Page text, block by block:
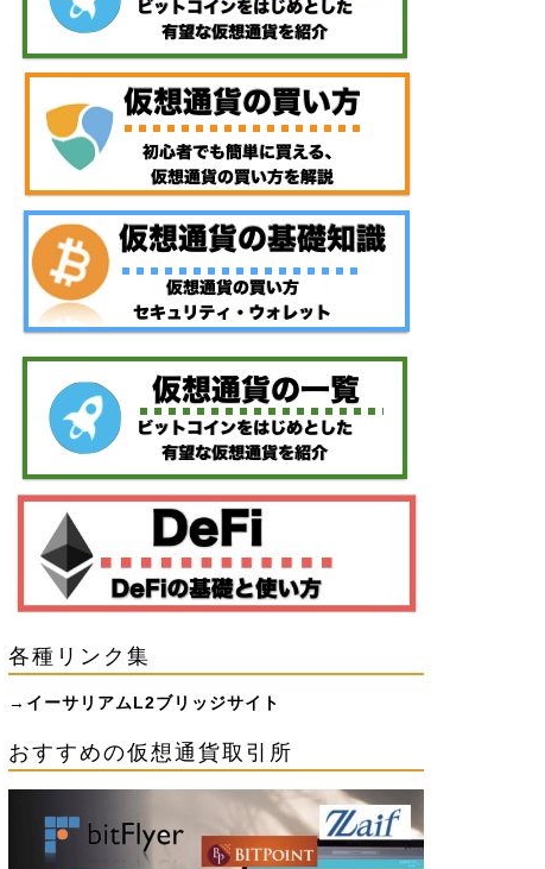
各種リンク集
→ イーサリアムL2ブリッジサイト
おすすめの仮想通貨取引所